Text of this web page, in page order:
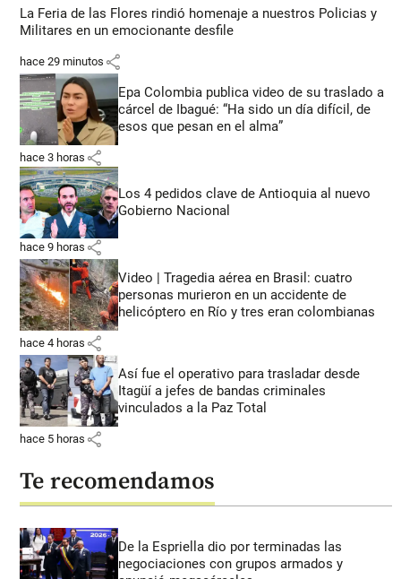
La Feria de las Flores rindió homenaje a nuestros Policias y
Militares en un emocionante desfile
hace 29 minutos share
Epa Colombia publica video de su traslado a
cárcel de Ibagué: “Ha sido un día difícil, de
esos que pesan en el alma”
hace 3 horas share
Los 4 pedidos clave de Antioquia al nuevo
Gobierno Nacional
hace 9 horas share
Video | Tragedia aérea en Brasil: cuatro
personas murieron en un accidente de
helicóptero en Río y tres eran colombianas
hace 4 horas share
Así fue el operativo para trasladar desde
Itagüí a jefes de bandas criminales
vinculados a la Paz Total
hace 5 horas share
Te recomendamos
De la Espriella dio por terminadas las
negociaciones con grupos armados y